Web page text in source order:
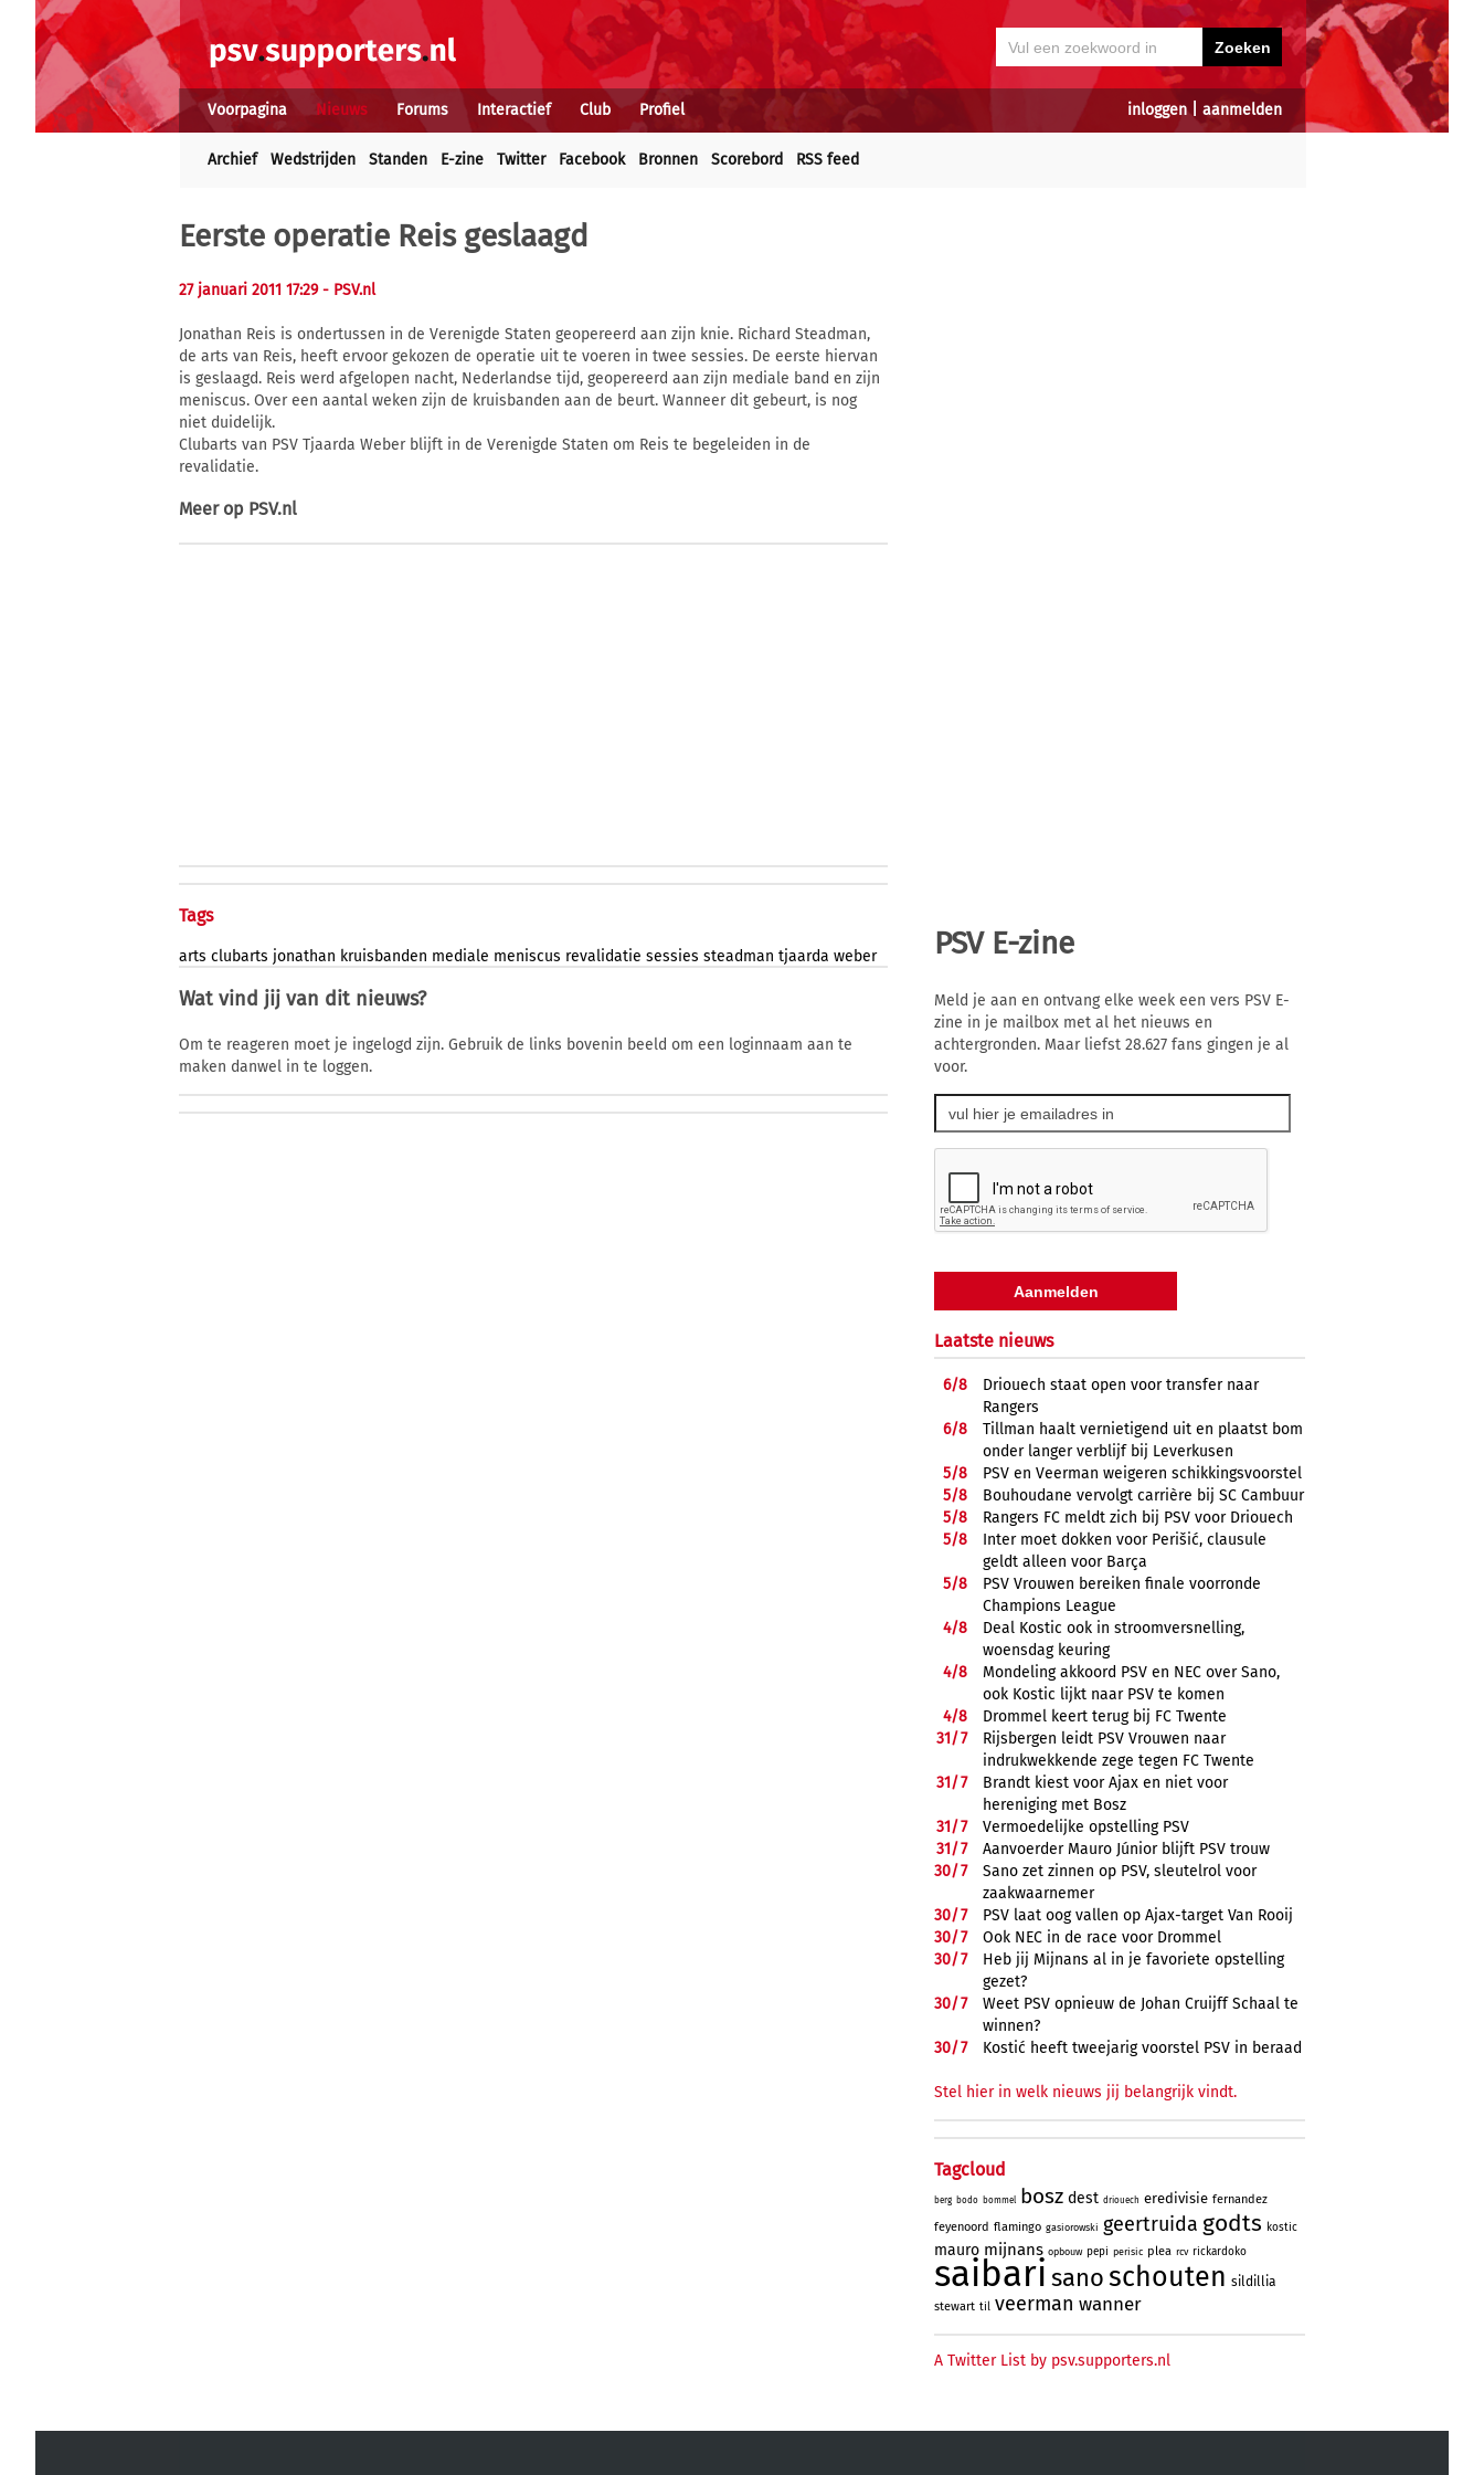
inloggen| aanmelden
Voorpagina Nieuws Forums Interactief Club Profiel
Archief Wedstrijden Standen E-zine Twitter Facebook Bronnen Scorebord RSS feed
Eerste operatie Reis geslaagd
27 januari 2011 17:29- PSV.nl
Jonathan Reis is ondertussen in de Verenigde Staten geopereerd aan zijn knie. Richard Steadman,
de arts van Reis, heeft ervoor gekozen de operatie uit te voeren in twee sessies. De eerste hiervan
is geslaagd. Reis werd afgelopen nacht, Nederlandse tijd, geopereerd aan zijn mediale band en zijn
meniscus. Over een aantal weken zijn de kruisbanden aan de beurt. Wanneer dit gebeurt, is nog
niet duidelijk.
Clubarts van PSV Tjaarda Weber blijft in de Verenigde Staten om Reis te begeleiden in de
revalidatie.
Meer op PSV.nl
Tags
arts clubarts jonathan kruisbanden mediale meniscus revalidatie sessies steadman tjaarda weber
Wat vind jij van dit nieuws?
Om te reageren moet je ingelogd zijn. Gebruik de links bovenin beeld om een loginnaam aan te
maken danwel in te loggen.
PSV E-zine
Meld je aan en ontvang elke week een vers PSV E-
zine in je mailbox met al het nieuws en
achtergronden. Maar liefst 28.627 fans gingen je al
voor.
Laatste nieuws
6/8
Driouech staat open voor transfer naar
Rangers
6/8
Tillman haalt vernietigend uit en plaatst bom
onder langer verblijf bij Leverkusen
5/8
PSV en Veerman weigeren schikkingsvoorstel
5/8
Bouhoudane vervolgt carrière bij SC Cambuur
5/8
Rangers FC meldt zich bij PSV voor Driouech
5/8
Inter moet dokken voor Perišić, clausule
geldt alleen voor Barça
5/8
PSV Vrouwen bereiken finale voorronde
Champions League
4/8
Deal Kostic ook in stroomversnelling,
woensdag keuring
4/8
Mondeling akkoord PSV en NEC over Sano,
ook Kostic lijkt naar PSV te komen
4/8
Drommel keert terug bij FC Twente
31/7
Rijsbergen leidt PSV Vrouwen naar
indrukwekkende zege tegen FC Twente
31/7
Brandt kiest voor Ajax en niet voor
hereniging met Bosz
31/7
Vermoedelijke opstelling PSV
31/7
Aanvoerder Mauro Júnior blijft PSV trouw
30/7
Sano zet zinnen op PSV, sleutelrol voor
zaakwaarnemer
30/7
PSV laat oog vallen op Ajax-target Van Rooij
30/7
Ook NEC in de race voor Drommel
30/7
Heb jij Mijnans al in je favoriete opstelling
gezet?
30/7
Weet PSV opnieuw de Johan Cruijff Schaal te
winnen?
30/7 Kostić heeft tweejarig voorstel PSV in beraad
Stel hier in welk nieuws jij belangrijk vindt.
Tagcloud
berg bodo bommel bosz dest driouech eredivisie fernandez
feyenoord flamingo gasiorowski geertruida godts kostic
mauro mijnans opbouw pepi perisic plea rcv rickardoko
saibari sanoschouten sildillia
stewart til veerman wanner
A Twitter List by psv.supporters.nl